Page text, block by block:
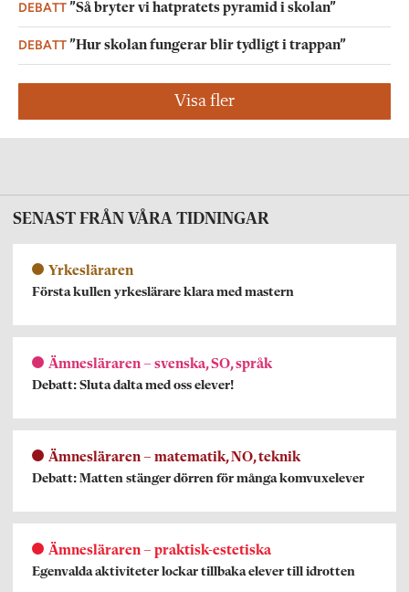
DEBATT”Så bryter vi hatpratets pyramid i skolan”
DEBATT”Hur skolan fungerar blir tydligt i trappan”
Visa fler
SENAST FRÅN VÅRA TIDNINGAR
Yrkesläraren
Första kullen yrkeslärare klara med mastern
Ämnesläraren – svenska, SO, språk
Debatt: Sluta dalta med oss elever!
Ämnesläraren – matematik, NO, teknik
Debatt: Matten stänger dörren för många komvuxelever
Ämnesläraren – praktisk-estetiska
Egenvalda aktiviteter lockar tillbaka elever till idrotten